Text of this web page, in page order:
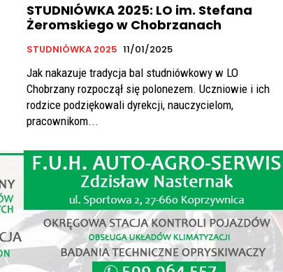
STUDNIÓWKA 2025: LO im. Stefana
Żeromskiego w Chobrzanach
STUDNIÓWKA 2025 11/01/2025
Jak nakazuje tradycja bal studniówkowy w LO
Chobrzany rozpoczął się polonezem. Uczniowie i ich
rodzice podziękowali dyrekcji, nauczycielom,
pracownikom...